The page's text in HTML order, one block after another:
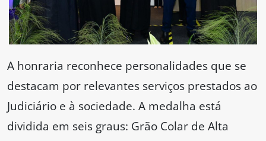
A honraria reconhece personalidades que se
destacam por relevantes serviços prestados ao
Judiciário e à sociedade. A medalha está
dividida em seis graus: Grão Colar de Alta